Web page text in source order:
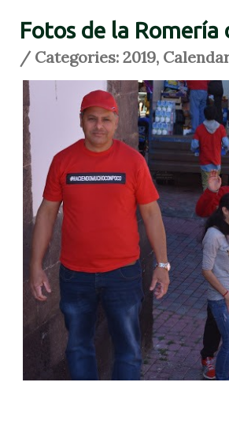
Fotos de la Romería
/ Categories:2019,